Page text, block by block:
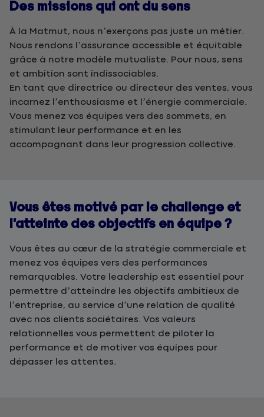
Des missions qui ont du sens
À la Matmut, nous n’exerçons pas juste un métier.
Nous rendons l’assurance accessible et équitable
grâce à notre modèle mutualiste. Pour nous, sens
et ambition sont indissociables.
En tant que directrice ou directeur des ventes, vous
incarnez l’enthousiasme et l’énergie commerciale.
Vous menez vos équipes vers des sommets, en
stimulant leur performance et en les
accompagnant dans leur progression collective.
Vous êtes motivé par le challenge et
l’atteinte des objectifs en équipe ?
Vous êtes au cœur de la stratégie commerciale et
menez vos équipes vers des performances
remarquables. Votre leadership est essentiel pour
permettre d’atteindre les objectifs ambitieux de
l’entreprise, au service d’une relation de qualité
avec nos clients sociétaires. Vos valeurs
relationnelles vous permettent de piloter la
performance et de motiver vos équipes pour
dépasser les attentes.